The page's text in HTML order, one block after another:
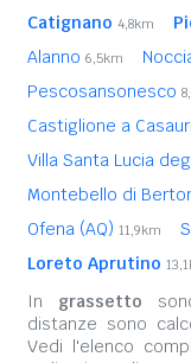
Catignano 4,8km
Alanno 6,5km
Pescosansonesco
Castiglione a
Villa Santa Lucia
Montebello di
Ofena (AQ) 11,9km
Loreto Aprutino
In grassetto
distanze sono
Vedi l'elenco